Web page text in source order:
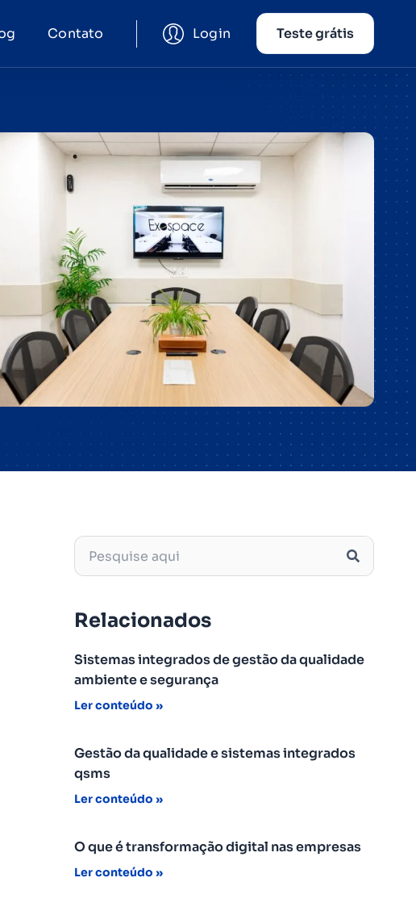
Contato Login Teste grátis
Relacionados
Sistemas integrados de gestão da qualidade
ambiente e segurança
Ler conteúdo »
Gestão da qualidade e sistemas integrados
qsms
Ler conteúdo »
O que é transformação digital nas empresas
Ler conteúdo »